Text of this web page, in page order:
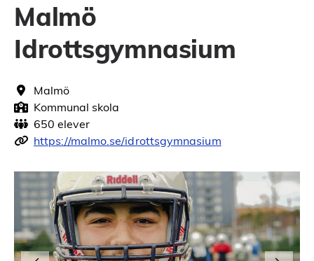
Malmö
Idrottsgymnasium
Malmö
Kommunal skola
650 elever
https://malmo.se/idrottsgymnasium